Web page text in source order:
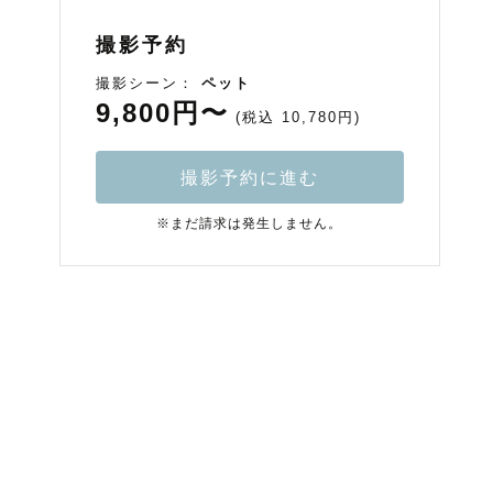
撮影予約
撮影シーン： ペット
9,800円〜 (税込 10,780円)
撮影予約に進む
※まだ請求は発生しません。